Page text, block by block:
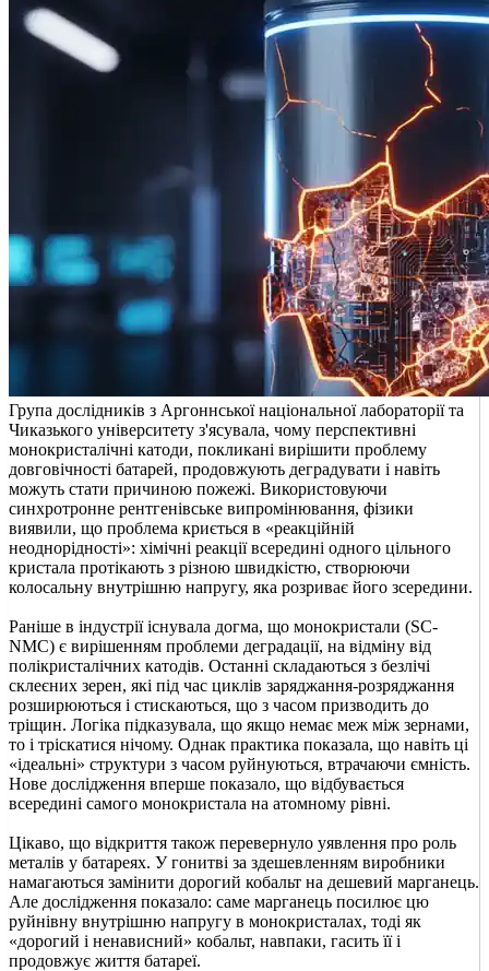
Група дослідників з Аргоннської національної лабораторії та
Чиказького університету з'ясувала, чому перспективні
монокристалічні катоди, покликані вирішити проблему
довговічності батарей, продовжують деградувати і навіть
можуть стати причиною пожежі. Використовуючи
синхротронне рентгенівське випромінювання, фізики
виявили, що проблема криється в «реакційній
неоднорідності»: хімічні реакції всередині одного цільного
кристала протікають з різною швидкістю, створюючи
колосальну внутрішню напругу, яка розриває його зсередини.
Раніше в індустрії існувала догма, що монокристали (SC-
NMC) є вирішенням проблеми деградації, на відміну від
полікристалічних катодів. Останні складаються з безлічі
склеєних зерен, які під час циклів заряджання-розряджання
розширюються і стискаються, що з часом призводить до
тріщин. Логіка підказувала, що якщо немає меж між зернами,
то і тріскатися нічому. Однак практика показала, що навіть ці
«ідеальні» структури з часом руйнуються, втрачаючи ємність.
Нове дослідження вперше показало, що відбувається
всередині самого монокристала на атомному рівні.
Цікаво, що відкриття також перевернуло уявлення про роль
металів у батареях. У гонитві за здешевленням виробники
намагаються замінити дорогий кобальт на дешевий марганець.
Але дослідження показало: саме марганець посилює цю
руйнівну внутрішню напругу в монокристалах, тоді як
«дорогий і ненависний» кобальт, навпаки, гасить її і
продовжує життя батареї.